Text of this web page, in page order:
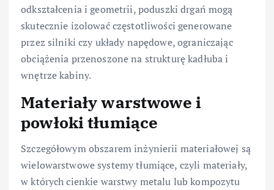
odkształcenia i geometrii, poduszki drgań mogą
skutecznie izolować częstotliwości generowane
przez silniki czy układy napędowe, ograniczając
obciążenia przenoszone na strukturę kadłuba i
wnętrze kabiny.
Materiały warstwowe i
powłoki tłumiące
Szczegółowym obszarem inżynierii materiałowej są
wielowarstwowe systemy tłumiące, czyli materiały,
w których cienkie warstwy metalu lub kompozytu